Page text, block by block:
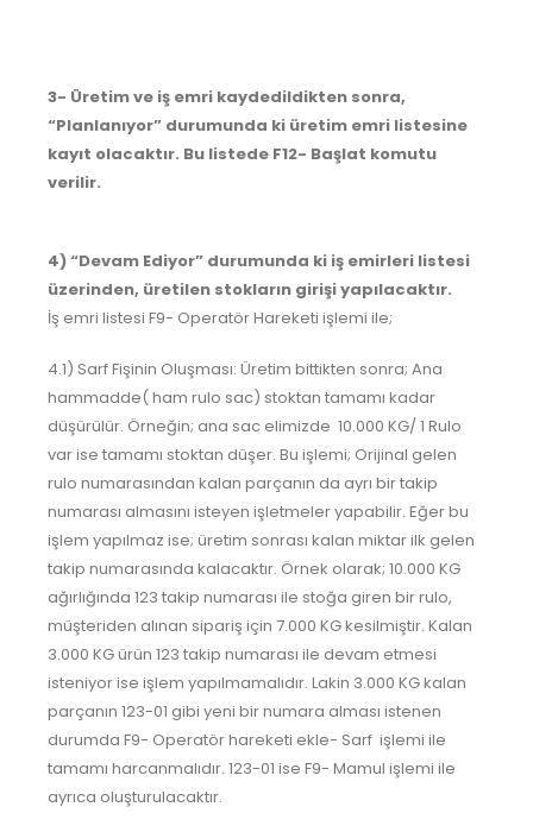
3- Üretim ve iş emri kaydedildikten sonra,
“Planlanıyor” durumunda ki üretim emri listesine
kayıt olacaktır. Bu listede F12- Başlat komutu
verilir.
4) “Devam Ediyor” durumunda ki iş emirleri listesi
üzerinden, üretilen stokların girişi yapılacaktır.
İş emri listesi F9- Operatör Hareketi işlemi ile;
4.1) Sarf Fişinin Oluşması: Üretim bittikten sonra; Ana
hammadde( ham rulo sac) stoktan tamamı kadar
düşürülür. Örneğin; ana sac elimizde 10.000 KG/ 1 Rulo
var ise tamamı stoktan düşer. Bu işlemi; Orijinal gelen
rulo numarasından kalan parçanın da ayrı bir takip
numarası almasını isteyen işletmeler yapabilir. Eğer bu
işlem yapılmaz ise; üretim sonrası kalan miktar ilk gelen
takip numarasında kalacaktır. Örnek olarak; 10.000 KG
ağırlığında 123 takip numarası ile stoğa giren bir rulo,
müşteriden alınan sipariş için 7.000 KG kesilmiştir. Kalan
3.000 KG ürün 123 takip numarası ile devam etmesi
isteniyor ise işlem yapılmamalıdır. Lakin 3.000 KG kalan
parçanın 123-01 gibi yeni bir numara alması istenen
durumda F9- Operatör hareketi ekle- Sarf işlemi ile
tamamı harcanmalıdır. 123-01 ise F9- Mamul işlemi ile
ayrıca oluşturulacaktır.